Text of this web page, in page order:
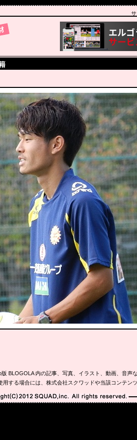
BLOGOLA 内の記事、写真、イラスト、動画、音声
する場合には、株式会社スクワッドや当該コンテン
2012 SQUAD,inc. All rights reserved.